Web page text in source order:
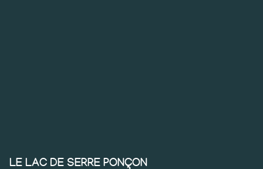
LE LAC DE SERRE PONÇON